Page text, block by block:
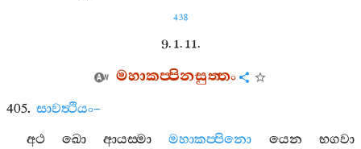
438
9. 1. 11.
මහාකප‍්පිනසුත‍්තං
405. සාවත්‍ථියං–
අථ
ඛො ආයස‍්මා මහාකප‍්පිනො යෙන
භගවා